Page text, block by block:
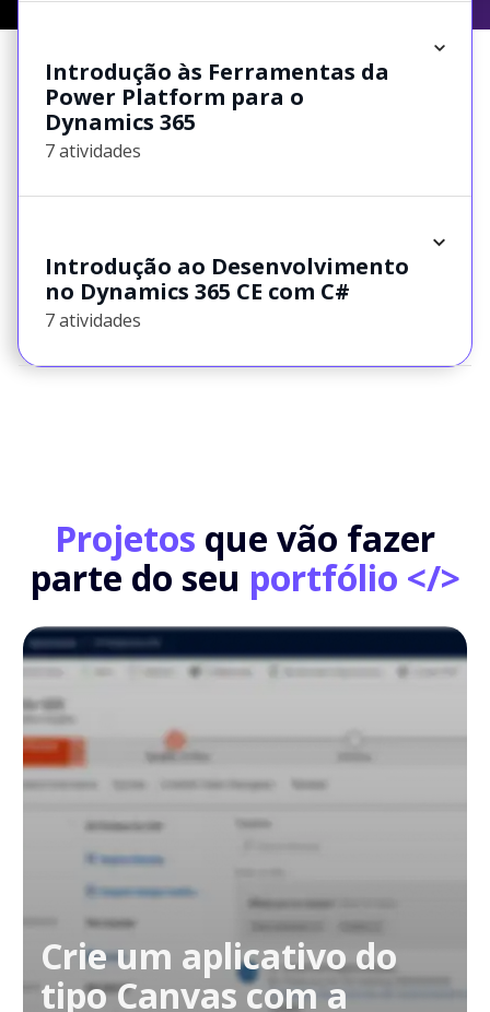
Introdução às Ferramentas da
Power Platform para o
Dynamics 365
7 atividades
Introdução ao Desenvolvimento
no Dynamics 365 CE com C#
7 atividades
Projetos que vão fazer
parte do seu portfólio </>
Crie um aplicativo do
tipo Canvas com a